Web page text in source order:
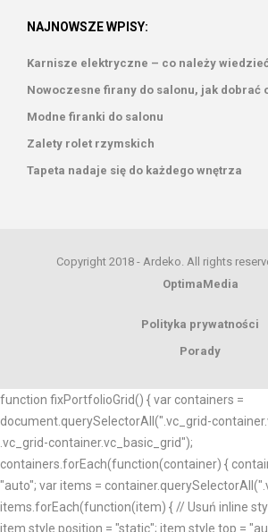
NAJNOWSZE WPISY:
Karnisze elektryczne – co należy
Nowoczesne firany do salonu, jak dobrać
Modne firanki do salonu
Zalety rolet rzymskich
Tapeta nadaje się do każdego wnętrza
Copyright 2018 - Ardeko. All rights
OptimaMedia
Polityka prywatności
Porady
function fixPortfolioGrid() { var containers =
document.querySelectorAll(".vc_grid-
.vc_grid-container.vc_basic_grid");
containers.forEach(function(container) {
"auto"; var items =
items.forEach(function(item) { // Usuń inline
item.style.position = "static"; item.style.top =